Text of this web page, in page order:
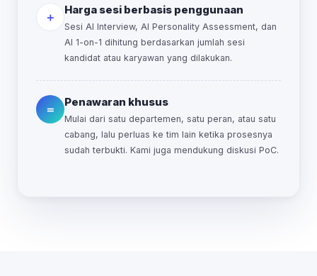
＋
Harga sesi berbasis penggunaan
Sesi AI Interview, AI Personality Assessment, dan
AI 1-on-1 dihitung berdasarkan jumlah sesi
kandidat atau karyawan yang dilakukan.
＝
Penawaran khusus
Mulai dari satu departemen, satu peran, atau satu
cabang, lalu perluas ke tim lain ketika prosesnya
sudah terbukti. Kami juga mendukung diskusi PoC.